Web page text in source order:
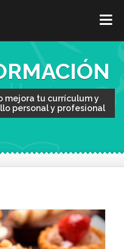
mejora tu currículum y
personal y profesional